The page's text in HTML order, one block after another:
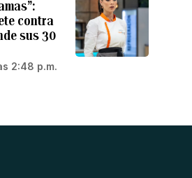
contra
sus 30
2:48 p.m.